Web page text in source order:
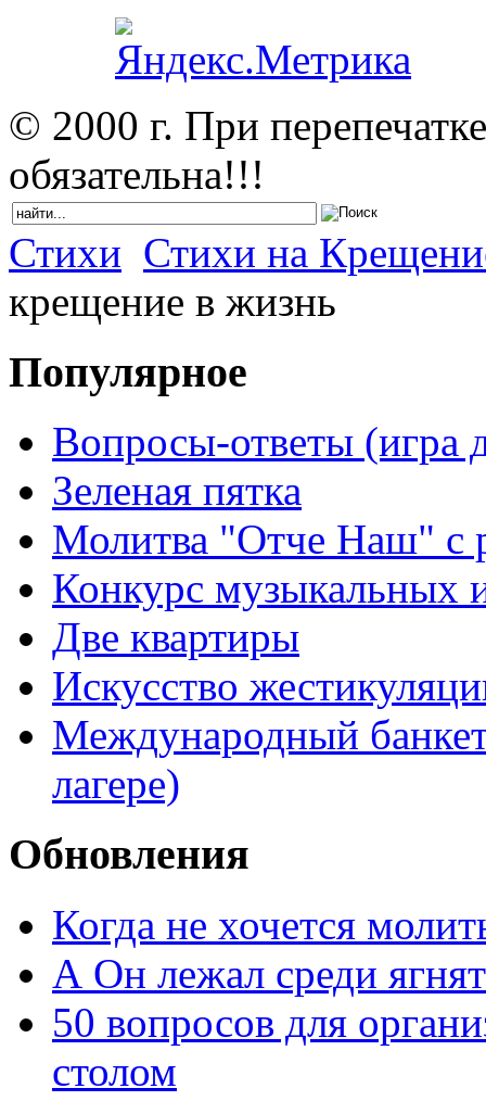
© 2000 г. При
обязательна!!!
Стихи Стихи на
крещение в жизнь
Популярное
Вопросы-ответы (игра
Зеленая пятка
Молитва "Отче Наш" с
Конкурс музыкальных
Две квартиры
Искусство
Международный
лагере)
Обновления
Когда не хочется
А Он лежал среди ягнят
50 вопросов для
столом